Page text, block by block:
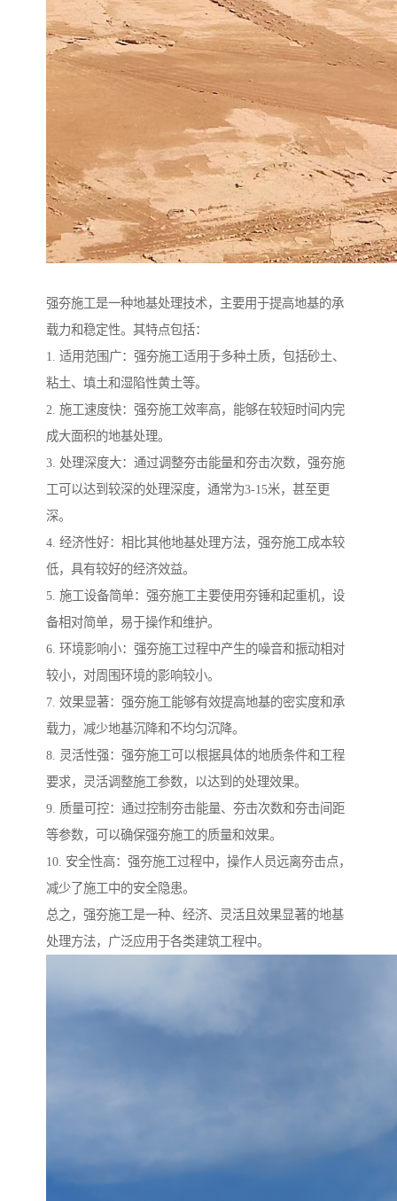
强夯施工是一种地基处理技术，主要用于提高地基的承
载力和稳定性。其特点包括：
1. 适用范围广：强夯施工适用于多种土质，包括砂土、
粘土、填土和湿陷性黄土等。
2. 施工速度快：强夯施工效率高，能够在较短时间内完
成大面积的地基处理。
3. 处理深度大：通过调整夯击能量和夯击次数，强夯施
工可以达到较深的处理深度，通常为3-15米，甚至更
深。
4. 经济性好：相比其他地基处理方法，强夯施工成本较
低，具有较好的经济效益。
5. 施工设备简单：强夯施工主要使用夯锤和起重机，设
备相对简单，易于操作和维护。
6. 环境影响小：强夯施工过程中产生的噪音和振动相对
较小，对周围环境的影响较小。
7. 效果显著：强夯施工能够有效提高地基的密实度和承
载力，减少地基沉降和不均匀沉降。
8. 灵活性强：强夯施工可以根据具体的地质条件和工程
要求，灵活调整施工参数，以达到的处理效果。
9. 质量可控：通过控制夯击能量、夯击次数和夯击间距
等参数，可以确保强夯施工的质量和效果。
10. 安全性高：强夯施工过程中，操作人员远离夯击点，
减少了施工中的安全隐患。
总之，强夯施工是一种、经济、灵活且效果显著的地基
处理方法，广泛应用于各类建筑工程中。